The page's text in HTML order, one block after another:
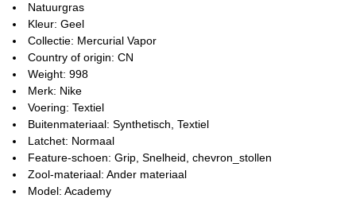
Natuurgras
Kleur: Geel
Collectie: Mercurial Vapor
Country of origin: CN
Weight: 998
Merk: Nike
Voering: Textiel
Buitenmateriaal: Synthetisch, Textiel
Latchet: Normaal
Feature-schoen: Grip, Snelheid, chevron_stollen
Zool-materiaal: Ander materiaal
Model: Academy